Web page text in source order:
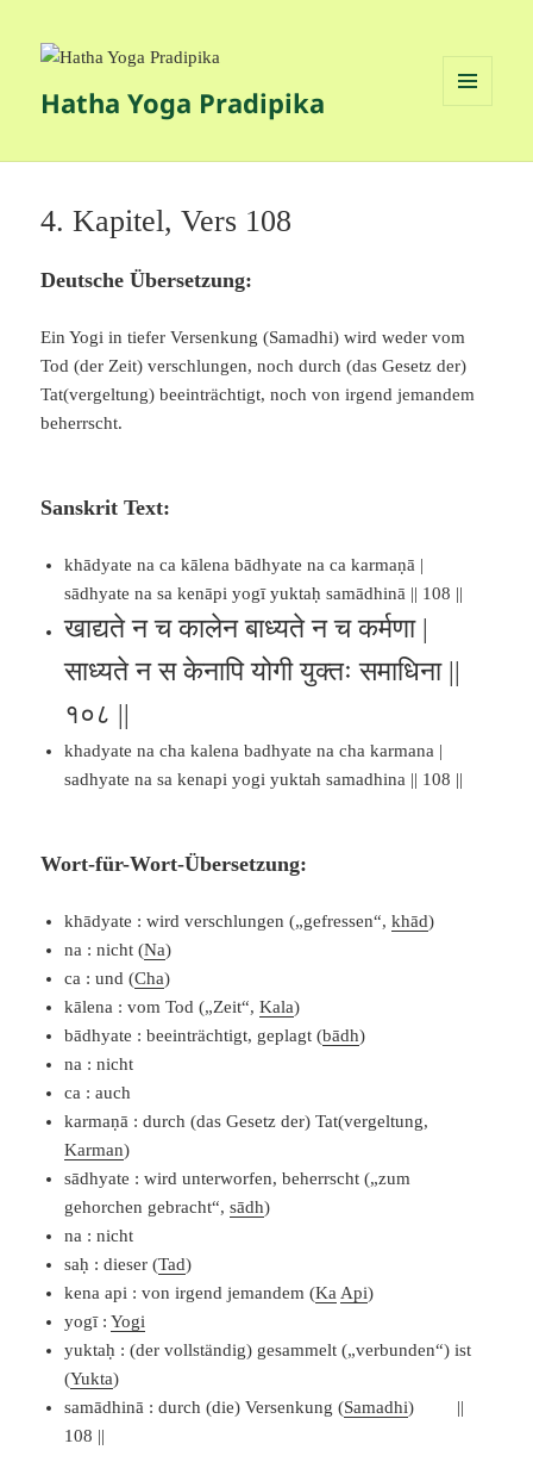
Hatha Yoga Pradipika
4. Kapitel, Vers 108
Deutsche Übersetzung:
Ein Yogi in tiefer Versenkung (Samadhi) wird weder vom
Tod (der Zeit) verschlungen, noch durch (das Gesetz der)
Tat(vergeltung) beeinträchtigt, noch von irgend jemandem
beherrscht.
Sanskrit Text:
khādyate na ca kālena bādhyate na ca karmaṇā |
sādhyate na sa kenāpi yogī yuktaḥ samādhinā || 108 ||
खाद्यते न च कालेन बाध्यते न च कर्मणा |
साध्यते न स केनापि योगी युक्तः समाधिना ||
१०८ ||
khadyate na cha kalena badhyate na cha karmana |
sadhyate na sa kenapi yogi yuktah samadhina || 108 ||
Wort-für-Wort-Übersetzung:
khādyate : wird verschlungen („gefressen“,khād)
na : nicht (Na)
ca : und (Cha)
kālena : vom Tod („Zeit“,Kala)
bādhyate : beeinträchtigt, geplagt (bādh)
na : nicht
ca : auch
karmaṇā : durch (das Gesetz der) Tat(vergeltung,
Karman)
sādhyate : wird unterworfen, beherrscht („zum
gehorchen gebracht“,sādh)
na : nicht
saḥ : dieser (Tad)
kena api : von irgend jemandem (Ka Api)
yogī :Yogi
yuktaḥ : (der vollständig) gesammelt („verbunden“) ist
(Yukta)
samādhinā : durch (die) Versenkung (Samadhi) ||
108 ||